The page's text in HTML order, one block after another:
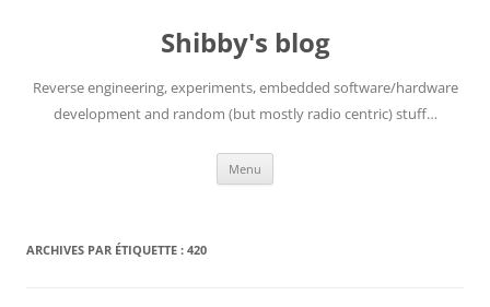
Shibby's blog
Reverse engineering, experiments, embedded software/hardware
development and random (but mostly radio centric) stuff…
Menu
ARCHIVES PAR ÉTIQUETTE : 420